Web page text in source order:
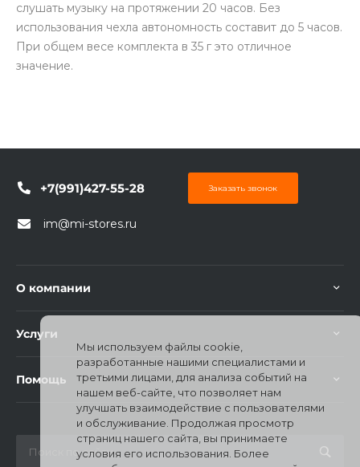
слушать музыку на протяжении 20 часов. Без
использования чехла автономность составит до 5 часов.
При общем весе комплекта в 35 г это отличное
значение.
+7(991)427-55-28 Заказать звонок
im@mi-stores.ru
О компании
Услуги
Помощь
Мы используем файлы cookie,
разработанные нашими специалистами и
третьими лицами, для анализа событий на
нашем веб-сайте, что позволяет нам
улучшать взаимодействие с пользователями
и обслуживание. Продолжая просмотр
страниц нашего сайта, вы принимаете
условия его использования. Более